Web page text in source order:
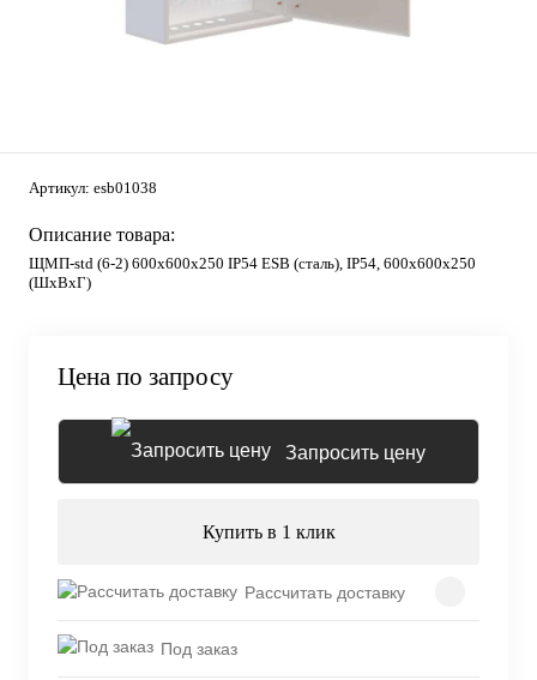
Артикул: esb01038
Описание товара:
ЩМП-std (6-2) 600х600х250 IP54 ESB (сталь), IP54, 600х600х250
(ШхВхГ)
Цена по запросу
Запросить цену
Купить в 1 клик
Рассчитать доставку
Под заказ